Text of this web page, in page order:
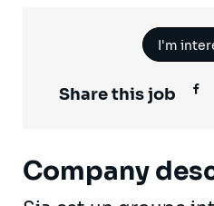
I'm
Share this job
Company